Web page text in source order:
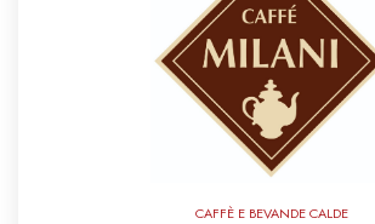
CAFFÈ E BEVANDE CALDE